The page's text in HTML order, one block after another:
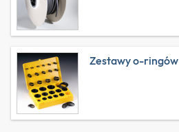
Zestawy o-ringów